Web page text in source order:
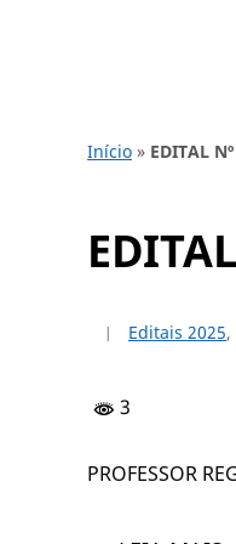
Início » EDITAL
Editais 2025,
3
PROFESSOR